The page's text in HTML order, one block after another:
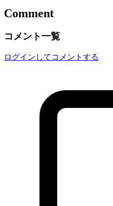
Comment
コメント一覧
ログインしてコメントする